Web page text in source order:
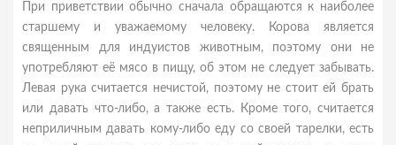
При приветствии обычно сначала обращаются к наиболее
старшему и уважаемому человеку. Корова является
священным для индуистов животным, поэтому они не
употребляют её мясо в пищу, об этом не следует забывать.
Левая рука считается нечистой, поэтому не стоит ей брать
или давать что-либо, а также есть. Кроме того, считается
неприличным давать кому-либо еду со своей тарелки, есть